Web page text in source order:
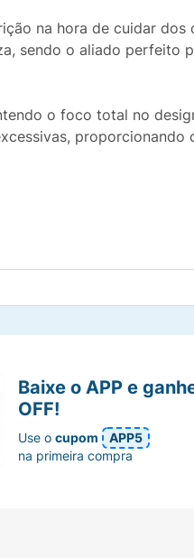
na hora de cuidar dos
sendo o aliado perfeito
o foco total no
Baixe o APP e
OFF!
Use ocupom
APP5
na primeira compra